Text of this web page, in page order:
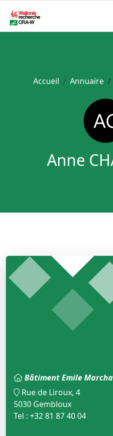
Accueil Annuaire
Anne
Bâtiment Emile
Rue de Liroux, 4
5030 Gembloux
Tel : +32 81 87 40 04